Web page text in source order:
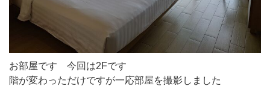
お部屋です 今回は2Fです
階が変わっただけですが一応部屋を撮影しました